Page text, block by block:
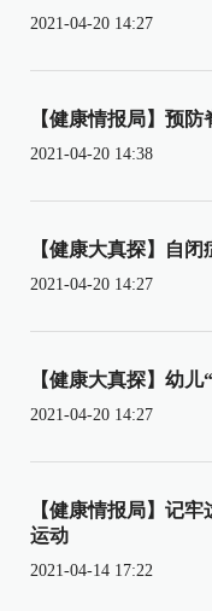
2021-04-20 14:27
【健康情报局】预
2021-04-20 14:38
【健康大真探】自
2021-04-20 14:27
【健康大真探】幼
2021-04-20 14:27
【健康情报局】记
运动
2021-04-14 17:22